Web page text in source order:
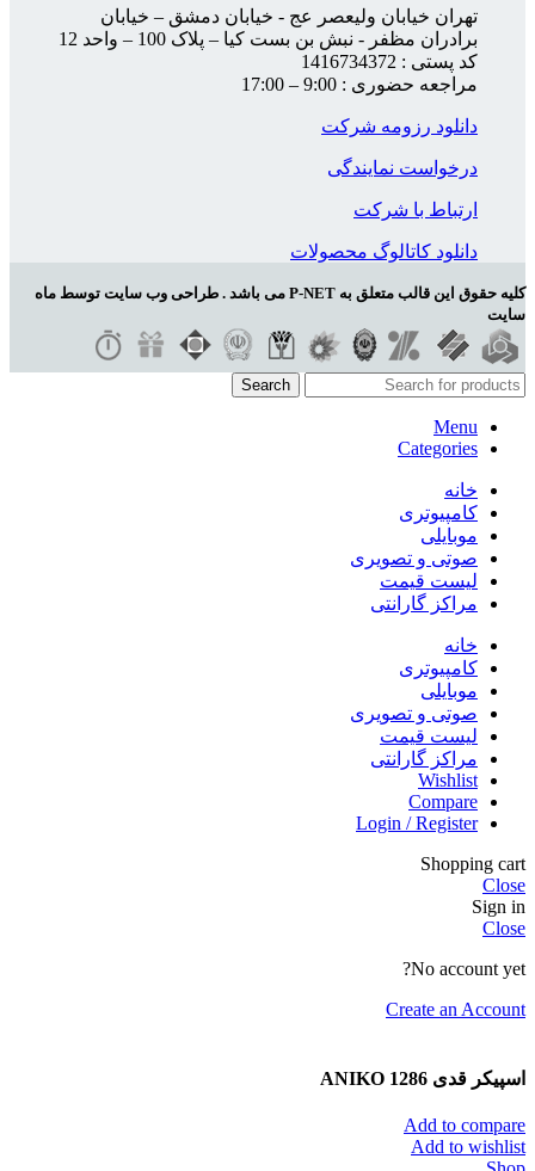
تهران خیابان ولیعصر عج - خیابان دمشق – خیابان
برادران مظفر - نبش بن بست کیا – پلاک 100 – واحد 12
کد پستی : 1416734372
مراجعه حضوری : 9:00 – 17:00
دانلود رزومه شرکت
درخواست نمایندگی
ارتباط با شرکت
دانلود کاتالوگ محصولات
کلیه حقوق این قالب متعلق به P-NET می باشد . طراحی وب سایت توسط ماه
سایت
Search
Menu
Categories
خانه
کامپیوتری
موبایلی
صوتی و تصویری
لیست قیمت
مراکز گارانتی
خانه
کامپیوتری
موبایلی
صوتی و تصویری
لیست قیمت
مراکز گارانتی
Wishlist
Compare
Login / Register
Shopping cart
Close
Sign in
Close
No account yet?
Create an Account
اسپیکر قدی ANIKO 1286
Add to compare
Add to wishlist